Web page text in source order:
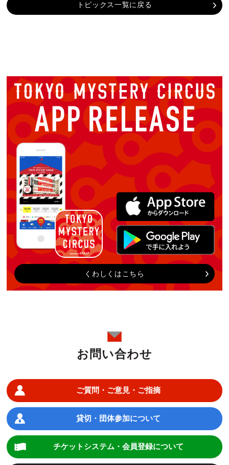
トピックス一覧に戻る
くわしくはこちら
お問い合わせ
ご質問・ご意見・ご指摘
貸切・団体参加について
チケットシステム・会員登録について